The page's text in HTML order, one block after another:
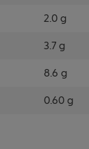
2.0 g
3.7 g
8.6 g
0.60 g